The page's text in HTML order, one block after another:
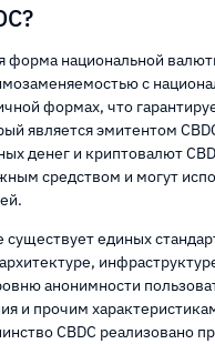
форма национальной
с
формах, что
является эмитентом
денег и криптовалют
средством и могут
единых
анонимности
и прочим
CBDC реализовано